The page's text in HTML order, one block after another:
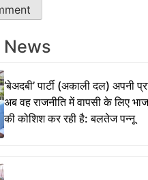
News
‘बेअदबी’ पार्टी (अकाली दल) अपनी
अब वह राजनीति में वापसी के लिए
की कोशिश कर रही है: बलतेज पन्नू